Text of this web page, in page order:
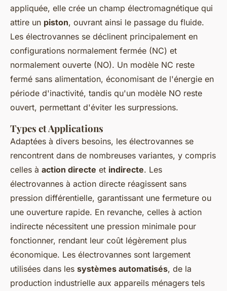
appliquée, elle crée un champ électromagnétique qui
attire un piston, ouvrant ainsi le passage du fluide.
Les électrovannes se déclinent principalement en
configurations normalement fermée (NC) et
normalement ouverte (NO). Un modèle NC reste
fermé sans alimentation, économisant de l'énergie en
période d'inactivité, tandis qu'un modèle NO reste
ouvert, permettant d'éviter les surpressions.
Types et Applications
Adaptées à divers besoins, les électrovannes se
rencontrent dans de nombreuses variantes, y compris
celles à action directe et indirecte. Les
électrovannes à action directe réagissent sans
pression différentielle, garantissant une fermeture ou
une ouverture rapide. En revanche, celles à action
indirecte nécessitent une pression minimale pour
fonctionner, rendant leur coût légèrement plus
économique. Les électrovannes sont largement
utilisées dans les systèmes automatisés, de la
production industrielle aux appareils ménagers tels